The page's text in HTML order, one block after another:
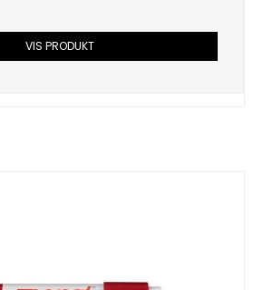
VIS PRODUKT